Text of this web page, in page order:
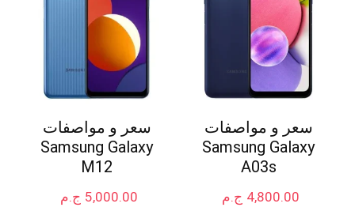
سعر و مواصفات
Samsung Galaxy
A03s
ج.م 4,800.00
سعر و مواصفات
Samsung Galaxy
M12
ج.م 5,000.00